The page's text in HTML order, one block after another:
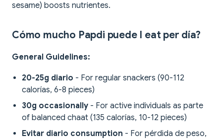
sesame) boosts nutrientes.
Cómo mucho Papdi puede I eat per día?
General Guidelines:
20-25g diario - For regular snackers (90-112
calorías, 6-8 pieces)
30g occasionally - For active individuals as parte
of balanced chaat (135 calorías, 10-12 pieces)
Evitar diario consumption - For pérdida de peso,